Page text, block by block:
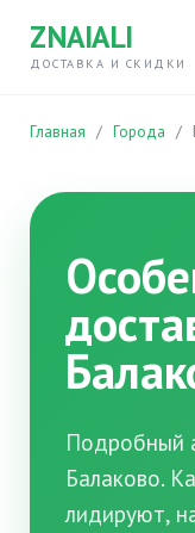
ZNAIALI
ДОСТАВКА И СКИДКИ
Главная / Города /
Подробный
Балаково.
лидируют,